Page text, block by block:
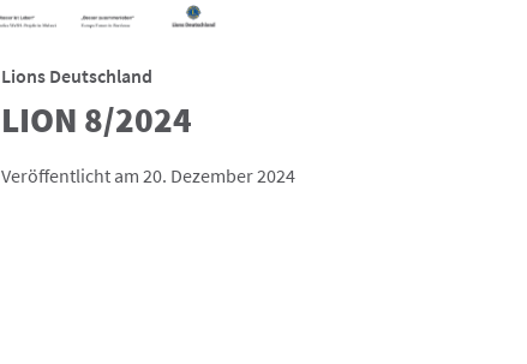
Lions Deutschland
LION 8/2024
Veröffentlicht am 20. Dezember 2024